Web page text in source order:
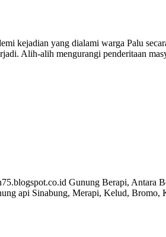
kejadian yang dialami warga Palu
Alih-alih mengurangi penderitaan
Gunung Berapi, Antara
api Sinabung, Merapi, Kelud,